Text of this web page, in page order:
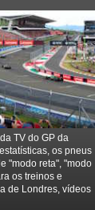
TV do GP da
os pneus
"modo reta", "modo
os treinos e
de Londres, vídeos